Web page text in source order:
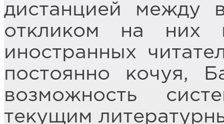
дистанцией между
откликом на них
иностранных
постоянно кочуя,
возможность
текущим